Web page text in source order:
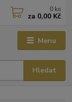
Menu
Hledat
0 ks
za 0,00 Kč